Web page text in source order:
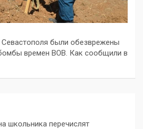
были обезврежены
времен ВОВ. Как сообщили в
школьника перечислят